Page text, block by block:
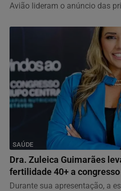
Avião lideram o anúncio das
SAÚDE
Dra. Zuleica Guimarães
fertilidade 40+ a congresso
Durante sua apresentação, a